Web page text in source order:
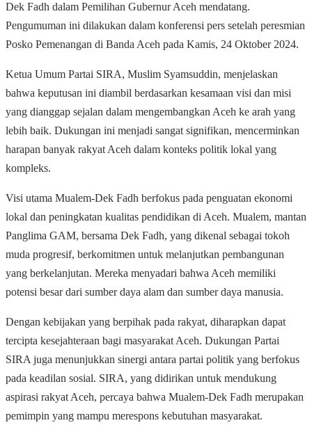
Dek Fadh dalam Pemilihan Gubernur Aceh mendatang.
Pengumuman ini dilakukan dalam konferensi pers setelah peresmian
Posko Pemenangan di Banda Aceh pada Kamis, 24 Oktober 2024.
Ketua Umum Partai SIRA, Muslim Syamsuddin, menjelaskan
bahwa keputusan ini diambil berdasarkan kesamaan visi dan misi
yang dianggap sejalan dalam mengembangkan Aceh ke arah yang
lebih baik. Dukungan ini menjadi sangat signifikan, mencerminkan
harapan banyak rakyat Aceh dalam konteks politik lokal yang
kompleks.
Visi utama Mualem-Dek Fadh berfokus pada penguatan ekonomi
lokal dan peningkatan kualitas pendidikan di Aceh. Mualem, mantan
Panglima GAM, bersama Dek Fadh, yang dikenal sebagai tokoh
muda progresif, berkomitmen untuk melanjutkan pembangunan
yang berkelanjutan. Mereka menyadari bahwa Aceh memiliki
potensi besar dari sumber daya alam dan sumber daya manusia.
Dengan kebijakan yang berpihak pada rakyat, diharapkan dapat
tercipta kesejahteraan bagi masyarakat Aceh. Dukungan Partai
SIRA juga menunjukkan sinergi antara partai politik yang berfokus
pada keadilan sosial. SIRA, yang didirikan untuk mendukung
aspirasi rakyat Aceh, percaya bahwa Mualem-Dek Fadh merupakan
pemimpin yang mampu merespons kebutuhan masyarakat.